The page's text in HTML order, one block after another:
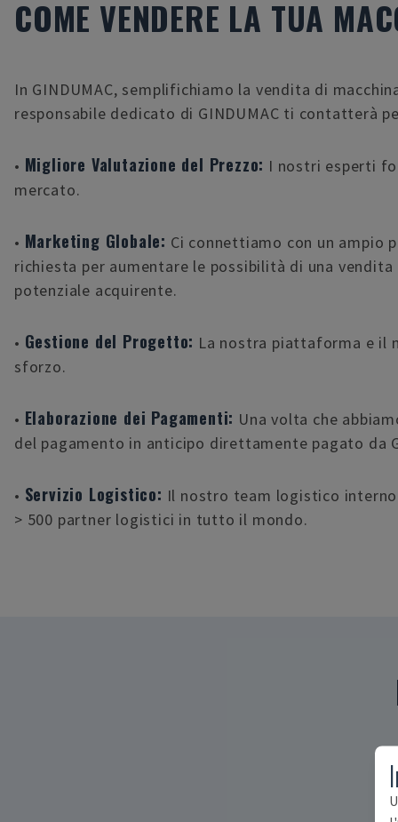
COME VENDERE LA TUA
In GINDUMAC, semplifichiamo la vendita di
responsabile dedicato di GINDUMAC ti contatterà
• Migliore Valutazione del Prezzo: I nostri esperti
mercato.
• Marketing Globale: Ci connettiamo con un
richiesta per aumentare le possibilità di una
potenziale acquirente.
• Gestione del Progetto: La nostra piattaforma e il
sforzo.
• Elaborazione dei Pagamenti: Una volta che
del pagamento in anticipo direttamente pagato da
• Servizio Logistico: Il nostro team logistico
> 500 partner logistici in tutto il mondo.